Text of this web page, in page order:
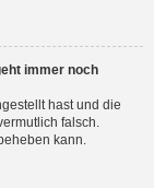
immer noch
hast und die
falsch.
kann.